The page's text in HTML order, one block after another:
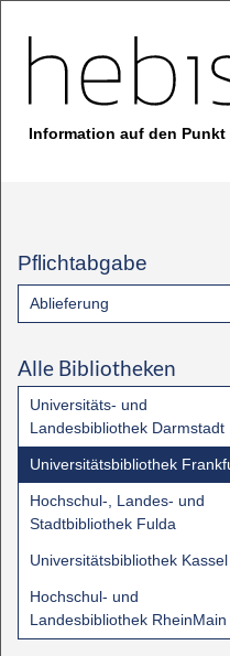
Information auf den Punkt
Pflichtabgabe
Ablieferung
Alle Bibliotheken
Universitäts- und
Landesbibliothek Darmstadt
Universitätsbibliothek
Hochschul-, Landes- und
Stadtbibliothek Fulda
Universitätsbibliothek Kassel
Hochschul- und
Landesbibliothek RheinMain